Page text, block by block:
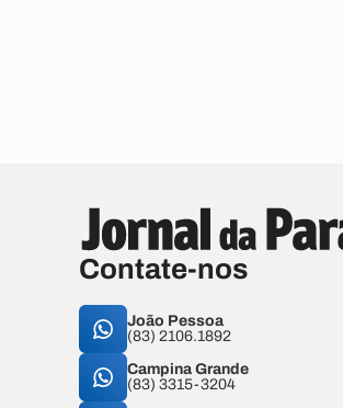
Contate-nos
João Pessoa
(83) 2106.1892
Campina Grande
(83) 3315-3204